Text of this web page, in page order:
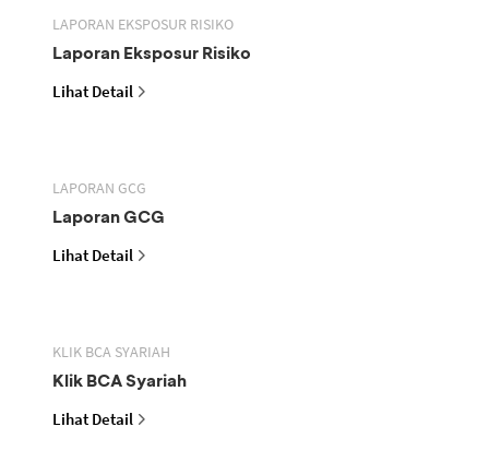
LAPORAN EKSPOSUR RISIKO
Laporan Eksposur Risiko
Lihat Detail
LAPORAN GCG
Laporan GCG
Lihat Detail
KLIK BCA SYARIAH
Klik BCA Syariah
Lihat Detail